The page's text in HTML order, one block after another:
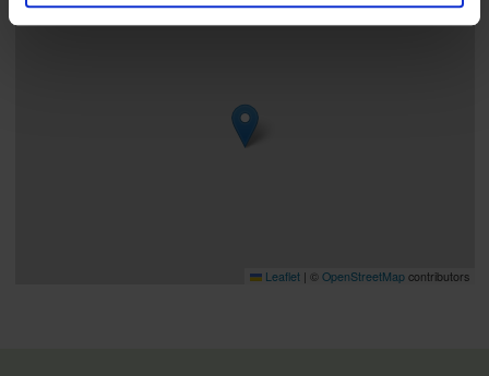
Leaflet | © OpenStreetMapcontributors